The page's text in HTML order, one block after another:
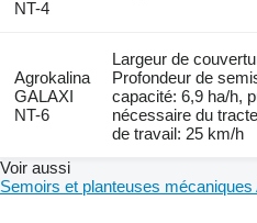
NT-4
Agrokalina
GALAXI
NT-6
Largeur de
Profondeur de
capacité: 6,9 ha/h,
nécessaire du
de travail: 25 km/h
Voir aussi
Semoirs et planteuses